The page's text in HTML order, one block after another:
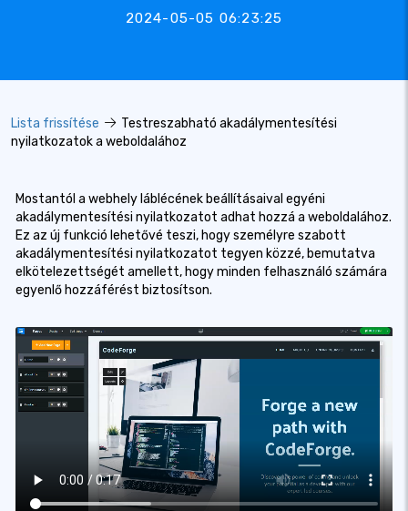
2024-05-05 06:23:25
Lista frissítése
Testreszabható akadálymentesítési
nyilatkozatok a weboldalához
Mostantól a webhely láblécének beállításaival egyéni
akadálymentesítési nyilatkozatot adhat hozzá a weboldalához.
Ez az új funkció lehetővé teszi, hogy személyre szabott
akadálymentesítési nyilatkozatot tegyen közzé, bemutatva
elkötelezettségét amellett, hogy minden felhasználó számára
egyenlő hozzáférést biztosítson.